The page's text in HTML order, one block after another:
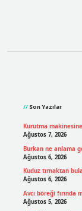
Son Yazılar
Kurutma
Ağustos 7, 2026
Burkan ne anlama
Ağustos 6, 2026
Kuduz tırnaktan
Ağustos 6, 2026
Avcı böreği fırında
Ağustos 5, 2026